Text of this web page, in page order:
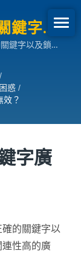
鍵字廣
遇的
鍵字以及鎖定
告找不對正確
質指數，廣告
零。所以必須
/
惑 /
效？
字廣
的關鍵字以
連性高的廣